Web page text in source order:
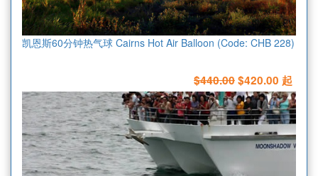
凯恩斯60分钟热气球 Cairns Hot Air Balloon (Code: CHB 228)
$440.00$420.00 起